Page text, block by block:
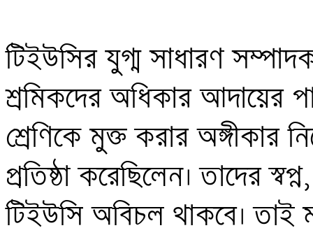
টিইউসির যুগ্ম সাধারণ
শ্রমিকদের অধিকার আদায়ের
শ্রেণিকে মুক্ত করার অঙ্গীকার
প্রতিষ্ঠা করেছিলেন। তাদের
টিইউসি অবিচল থাকবে। তাই